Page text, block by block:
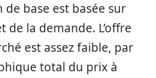
de base est basée sur
de la demande. L’offre
est assez faible, par
total du prix à